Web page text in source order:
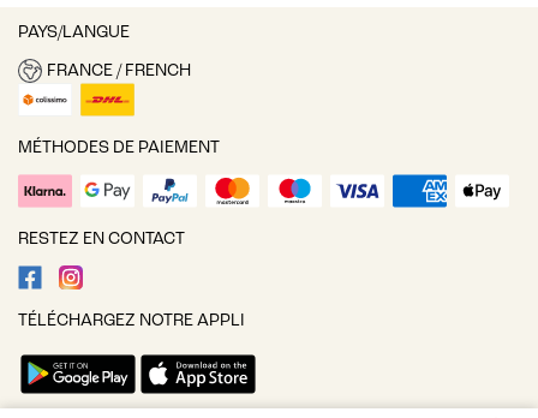
PAYS/LANGUE
FRANCE / FRENCH
MÉTHODES DE PAIEMENT
RESTEZ EN CONTACT
TÉLÉCHARGEZ NOTRE APPLI